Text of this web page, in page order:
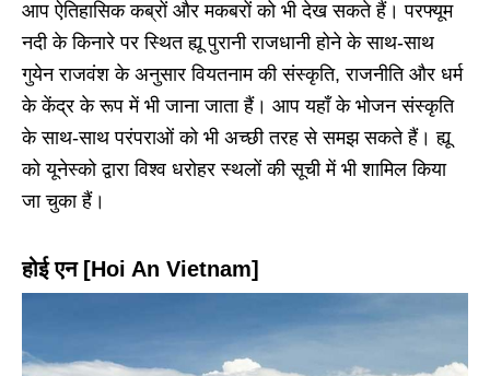
आप ऐतिहासिक कब्रों और मकबरों को भी देख सकते हैं। परफ्यूम
नदी के किनारे पर स्थित ह्यू पुरानी राजधानी होने के साथ-साथ
गुयेन राजवंश के अनुसार वियतनाम की संस्कृति, राजनीति और धर्म
के केंद्र के रूप में भी जाना जाता हैं। आप यहाँ के भोजन संस्कृति
के साथ-साथ परंपराओं को भी अच्छी तरह से समझ सकते हैं। ह्यू
को यूनेस्को द्वारा विश्व धरोहर स्थलों की सूची में भी शामिल किया
जा चुका हैं।
होई एन [Hoi An Vietnam]